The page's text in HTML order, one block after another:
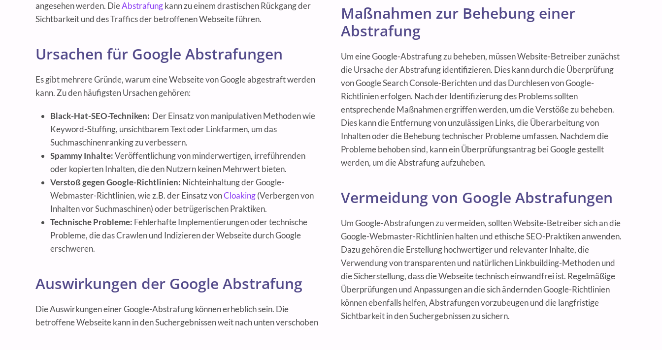
angesehen werden. DieAbstrafungkann zu einem drastischen Rückgang der
Sichtbarkeit und des Traffics der betroffenen Webseite führen.
Ursachen für Google Abstrafungen
Es gibt mehrere Gründe, warum eine Webseite von Google abgestraft werden
kann. Zu den häufigsten Ursachen gehören:
Black-Hat-SEO-Techniken: Der Einsatz von manipulativen Methoden wie
Keyword-Stuffing, unsichtbarem Text oder Linkfarmen, um das
Suchmaschinenranking zu verbessern.
Spammy Inhalte:Veröffentlichung von minderwertigen, irreführenden
oder kopierten Inhalten, die den Nutzern keinen Mehrwert bieten.
Verstoß gegen Google-Richtlinien: Nichteinhaltung der Google-
Webmaster-Richtlinien, wie z.B. der Einsatz vonCloaking(Verbergen von
Inhalten vor Suchmaschinen) oder betrügerischen Praktiken.
Technische Probleme: Fehlerhafte Implementierungen oder technische
Probleme, die das Crawlen und Indizieren der Webseite durch Google
erschweren.
Auswirkungen der Google Abstrafung
Die Auswirkungen einer Google-Abstrafung können erheblich sein. Die
betroffene Webseite kann in den Suchergebnissen weit nach unten verschoben
Maßnahmen zur Behebung einer
Abstrafung
Um eine Google-Abstrafung zu beheben, müssen Website-Betreiber zunächst
die Ursache der Abstrafung identifizieren. Dies kann durch die Überprüfung
von Google Search Console-Berichten und das Durchlesen von Google-
Richtlinien erfolgen. Nach der Identifizierung des Problems sollten
entsprechende Maßnahmen ergriffen werden, um die Verstöße zu beheben.
Dies kann die Entfernung von unzulässigen Links, die Überarbeitung von
Inhalten oder die Behebung technischer Probleme umfassen. Nachdem die
Probleme behoben sind, kann ein Überprüfungsantrag bei Google gestellt
werden, um die Abstrafung aufzuheben.
Vermeidung von Google Abstrafungen
Um Google-Abstrafungen zu vermeiden, sollten Website-Betreiber sich an die
Google-Webmaster-Richtlinien halten und ethische SEO-Praktiken anwenden.
Dazu gehören die Erstellung hochwertiger und relevanter Inhalte, die
Verwendung von transparenten und natürlichen Linkbuilding-Methoden und
die Sicherstellung, dass die Webseite technisch einwandfrei ist. Regelmäßige
Überprüfungen und Anpassungen an die sich ändernden Google-Richtlinien
können ebenfalls helfen, Abstrafungen vorzubeugen und die langfristige
Sichtbarkeit in den Suchergebnissen zu sichern.